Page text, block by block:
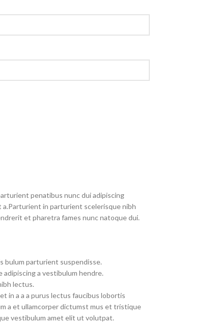
penatibus nunc dui adipiscing
in parturient scelerisque nibh
et pharetra fames nunc natoque dui.
bulum parturient suspendisse.
a vestibulum hendre.
lectus.
in a a a purus lectus faucibus lobortis
a et ullamcorper dictumst mus et tristique
vestibulum amet elit ut volutpat.